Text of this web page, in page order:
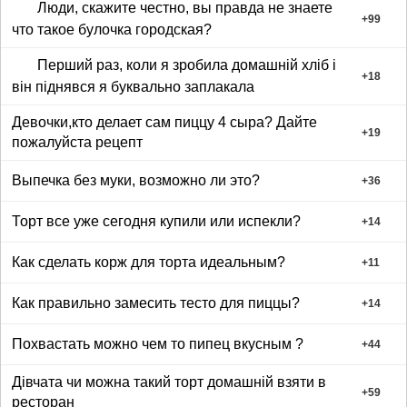
Люди, скажите честно, вы правда не знаете
что такое булочка городская?
+99
Перший раз, коли я зробила домашній хліб і
він піднявся я буквально заплакала
+18
Девочки,кто делает сам пиццу 4 сыра? Дайте
пожалуйста рецепт
+19
Выпечка без муки, возможно ли это? +36
Торт все уже сегодня купили или испекли? +14
Как сделать корж для торта идеальным? +11
Как правильно замесить тесто для пиццы? +14
Похвастать можно чем то пипец вкусным ? +44
Дівчата чи можна такий торт домашній взяти в
ресторан
+59